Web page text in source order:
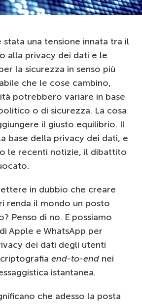
stata una tensione innata tra il
alla privacy dei dati e le
la sicurezza in senso più
che le cose cambino,
potrebbero variare in base
o di sicurezza. La cosa
il giusto equilibrio. Il
base della privacy dei dati, e
le recenti notizie, il dibattito
in dubbio che creare
renda il mondo un posto
Penso di no. E possiamo
Apple e WhatsApp per
dei dati degli utenti
end-to-end nei
istantanea.
che adesso la posta